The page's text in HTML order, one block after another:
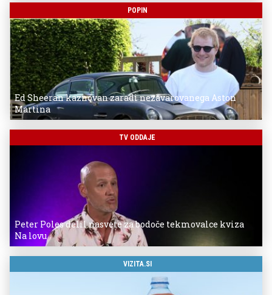
POPIN
Ed Sheeran kaznovan zaradi nezavarovanega Aston
Martina
TV ODDAJE
Peter Poles delil nasvete za bodoče tekmovalce kviza
Na lovu
VIZITA.SI